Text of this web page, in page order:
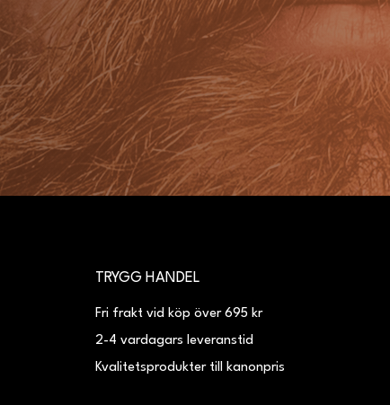
TRYGG HANDEL
Fri frakt vid köp över 695 kr
2-4 vardagars leveranstid
Kvalitetsprodukter till kanonpris